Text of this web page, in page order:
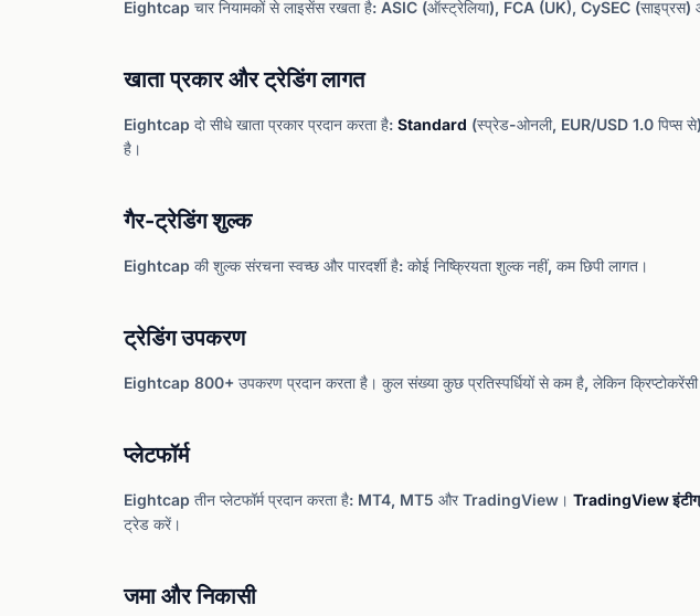
Eightcap चार नियामकों से लाइसेंस रखता है: ASIC (ऑस्ट्रेलिया), FCA (UK), CySEC
खाता प्रकार और ट्रेडिंग लागत
Eightcap दो सीधे खाता प्रकार प्रदान करता है: Standard (स्प्रेड-ओनली, EUR/USD 1.0 पिप्स
है।
गैर-ट्रेडिंग शुल्क
Eightcap की शुल्क संरचना स्वच्छ और पारदर्शी है: कोई निष्क्रियता शुल्क नहीं, कम छिपी लागत।
ट्रेडिंग उपकरण
Eightcap 800+ उपकरण प्रदान करता है। कुल संख्या कुछ प्रतिस्पर्धियों से कम है, लेकिन
प्लेटफॉर्म
Eightcap तीन प्लेटफॉर्म प्रदान करता है: MT4, MT5 और TradingView। TradingView
ट्रेड करें।
जमा और निकासी